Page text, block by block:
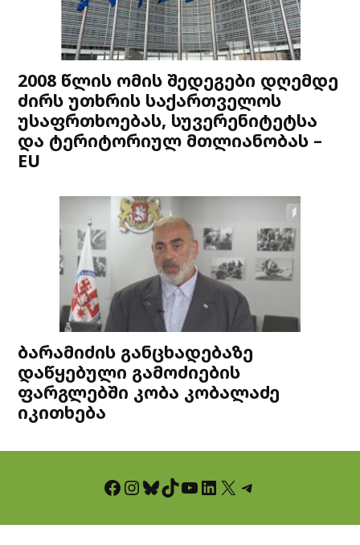
2008 წლის ომის შედეგები დღემდე
ძირს უთხრის საქართველოს
უსაფრთხოებას, სუვერენიტეტსა
და ტერიტორიულ მთლიანობას –
EU
ბარამიძის განცხადებაზე
დაწყებული გამოძიების
ფარგლებში კობა კობალაძე
იკითხება
Facebook InstagramBluesky TikTok YouTube LinkedIn X Telegram